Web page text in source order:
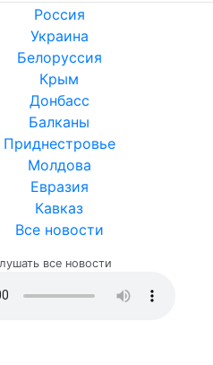
Россия
Украина
Белоруссия
Крым
Донбасс
Балканы
Приднестровье
Молдова
Евразия
Кавказ
Все новости
все новости